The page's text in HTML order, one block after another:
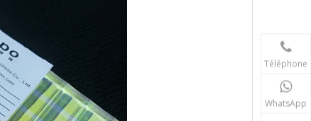
Téléphone
WhatsApp